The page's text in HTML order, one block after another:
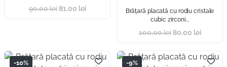
90,00lei 81,00 lei
Brățară placată cu rodiu cristale
cubic zirconi...
100,00lei 80,00 lei
-10% -9%